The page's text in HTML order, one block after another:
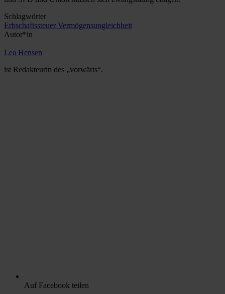
Schlagwörter
Erbschaftssteuer Vermögensungleichheit
Autor*in
Lea Hensen
ist Redakteurin des „vorwärts“.
Auf Facebook teilen